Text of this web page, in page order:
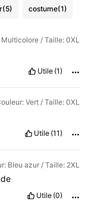
(5) costume(1)
/ Taille: 0XL
Utile (1)
Vert / Taille: 0XL
Utile (11)
Bleu azur / Taille: 2XL
Utile (0)